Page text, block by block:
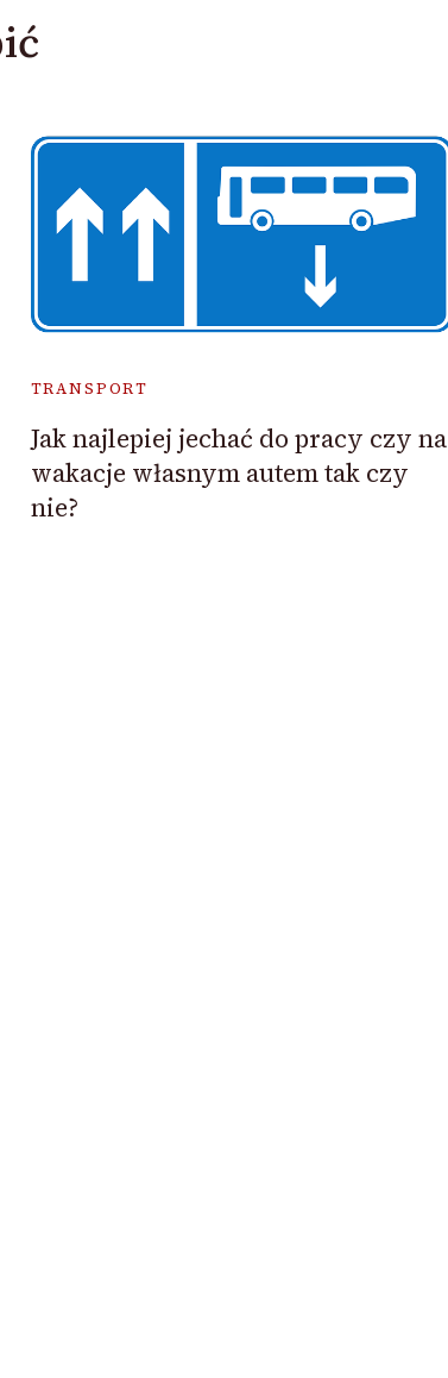
TRANSPORT
Jak najlepiej jechać do pracy czy na
wakacje własnym autem tak czy
nie?